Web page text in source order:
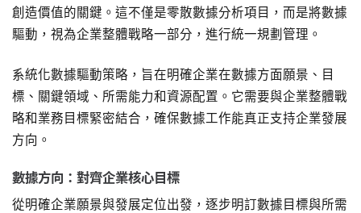
創造價值的關鍵。這不僅是零散數據分析項目，而是將數據
驅動，視為企業整體戰略一部分，進行統一規劃管理。
系統化數據驅動策略，旨在明確企業在數據方面願景、目
標、關鍵領域、所需能力和資源配置。它需要與企業整體戰
略和業務目標緊密結合，確保數據工作能真正支持企業發展
方向。
數據方向：對齊企業核心目標
從明確企業願景與發展定位出發，逐步明訂數據目標與所需